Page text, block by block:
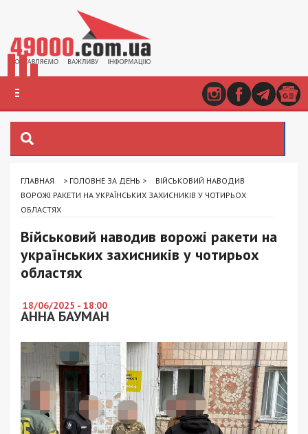
ГЛАВНАЯ > ГОЛОВНЕ ЗА ДЕНЬ >
ВІЙСЬКОВИЙ НАВОДИВ
ВОРОЖІ РАКЕТИ НА УКРАЇНСЬКИХ ЗАХИСНИКІВ У ЧОТИРЬОХ
ОБЛАСТЯХ
Військовий наводив ворожі ракети на
українських захисників у чотирьох
областях
18/06/2025 - 18:00
АННА БАУМАН